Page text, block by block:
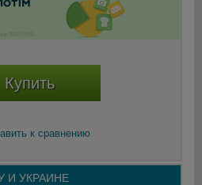
Купить
к сравнению
И УКРАИНЕ